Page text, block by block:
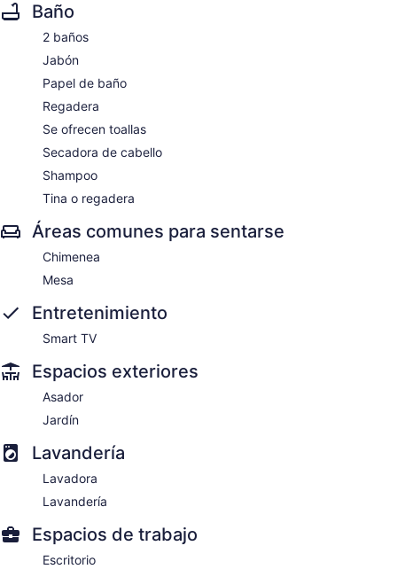
Baño
2 baños
Jabón
Papel de baño
Regadera
Se ofrecen toallas
Secadora de cabello
Shampoo
Tina o regadera
Áreas comunes para sentarse
Chimenea
Mesa
Entretenimiento
Smart TV
Espacios exteriores
Asador
Jardín
Lavandería
Lavadora
Lavandería
Espacios de trabajo
Escritorio